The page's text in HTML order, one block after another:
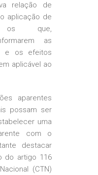
relação de
aplicação de
os que,
as
e os efeitos
aplicável ao
aparentes
possam ser
uma
com o
destacar
do artigo 116
(CTN)